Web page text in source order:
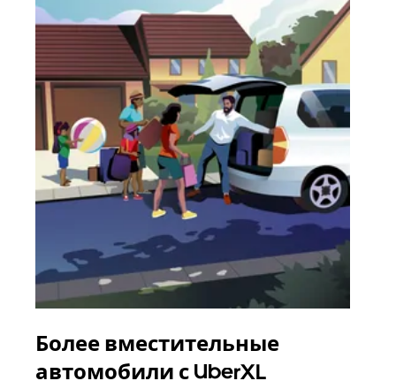
Более вместительные
автомобили с UberXL